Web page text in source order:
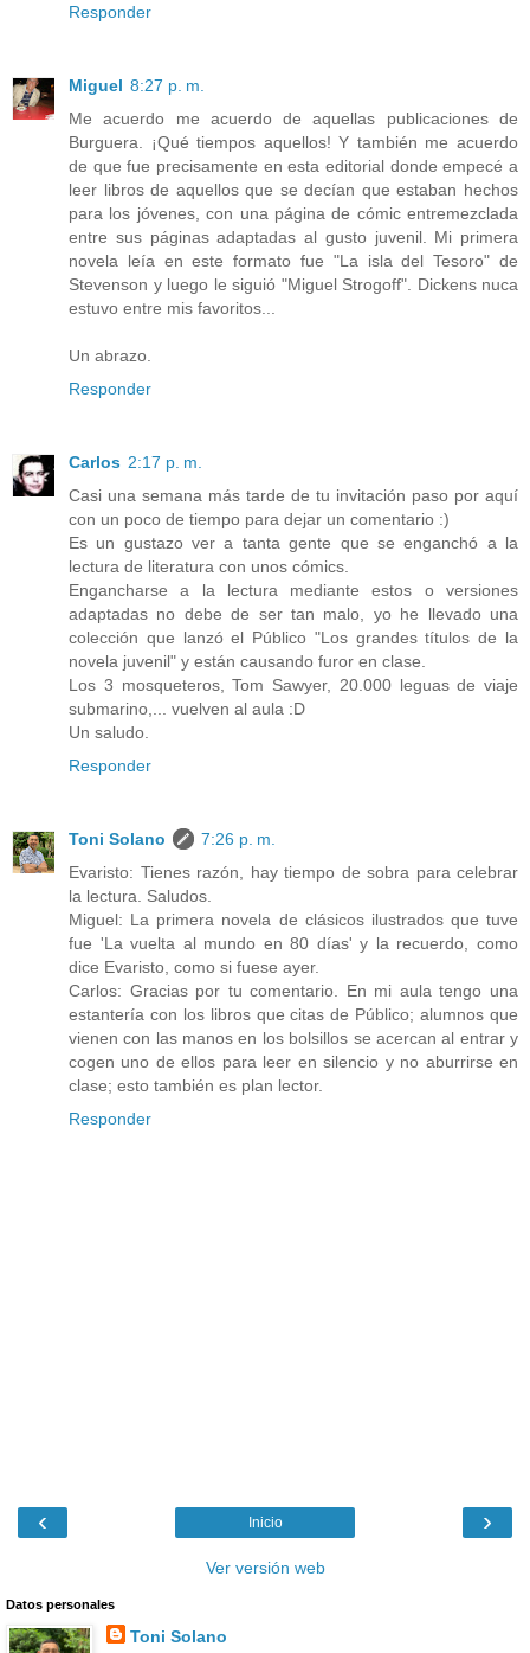
Responder
Miguel 8:27 p. m.
Me acuerdo me acuerdo de aquellas publicaciones de
Burguera. ¡Qué tiempos aquellos! Y también me acuerdo
de que fue precisamente en esta editorial donde empecé a
leer libros de aquellos que se decían que estaban hechos
para los jóvenes, con una página de cómic entremezclada
entre sus páginas adaptadas al gusto juvenil. Mi primera
novela leía en este formato fue "La isla del Tesoro" de
Stevenson y luego le siguió "Miguel Strogoff". Dickens nuca
estuvo entre mis favoritos...
Un abrazo.
Responder
Carlos 2:17 p. m.
Casi una semana más tarde de tu invitación paso por aquí
con un poco de tiempo para dejar un comentario :)
Es un gustazo ver a tanta gente que se enganchó a la
lectura de literatura con unos cómics.
Engancharse a la lectura mediante estos o versiones
adaptadas no debe de ser tan malo, yo he llevado una
colección que lanzó el Público "Los grandes títulos de la
novela juvenil" y están causando furor en clase.
Los 3 mosqueteros, Tom Sawyer, 20.000 leguas de viaje
submarino,... vuelven al aula :D
Un saludo.
Responder
Toni Solano
7:26 p. m.
Evaristo: Tienes razón, hay tiempo de sobra para celebrar
la lectura. Saludos.
Miguel: La primera novela de clásicos ilustrados que tuve
fue 'La vuelta al mundo en 80 días' y la recuerdo, como
dice Evaristo, como si fuese ayer.
Carlos: Gracias por tu comentario. En mi aula tengo una
estantería con los libros que citas de Público; alumnos que
vienen con las manos en los bolsillos se acercan al entrar y
cogen uno de ellos para leer en silencio y no aburrirse en
clase; esto también es plan lector.
Responder
‹ ›
Inicio
Ver versión web
Datos personales
Toni Solano